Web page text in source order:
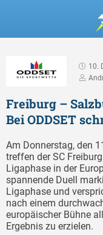
10.
Freiburg –
Bei ODDSET
Am Donnerstag, den
treffen der SC
Ligaphase in der
spannende Duell
Ligaphase und
nach einem
europäischer Bühne
Ergebnis zu erzielen.